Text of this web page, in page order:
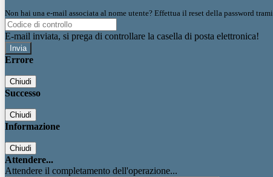
Non hai una e-mail associata al nome utente? Effettua il reset della password
E-mail inviata, si prega di controllare la casella di posta elettronica!
Errore
Chiudi
Successo
Chiudi
Informazione
Chiudi
Attendere...
Attendere il completamento dell'operazione...